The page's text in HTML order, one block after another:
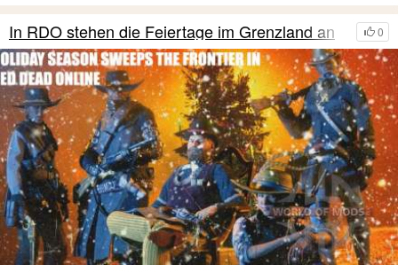
0
In RDO stehen die Feiertage im Grenzland an